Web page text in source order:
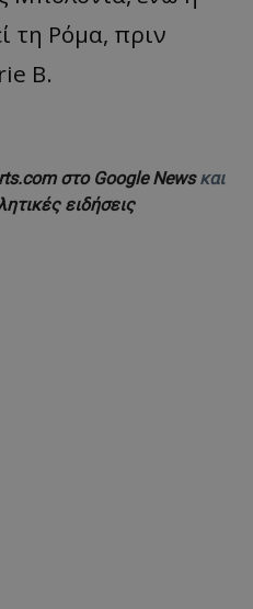
τη Ρόμα, πριν
B.
στο Google Newsκαι
ειδήσεις